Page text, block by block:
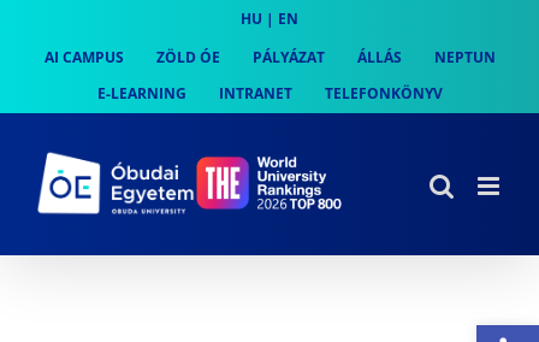
content
HU | EN
AI CAMPUS
ZÖLD ÓE PÁLYÁZAT ÁLLÁS
NEPTUN
E-LEARNING
INTRANET TELEFONKÖNYV